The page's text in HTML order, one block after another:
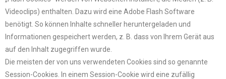
Videoclips) enthalten. Dazu wird eine Adobe Flash Software
benötigt. So können Inhalte schneller heruntergeladen und
Informationen gespeichert werden, z. B. dass von Ihrem Gerät aus
auf den Inhalt zugegriffen wurde.
Die meisten der von uns verwendeten Cookies sind so genannte
Session-Cookies. In einem Session-Cookie wird eine zufällig